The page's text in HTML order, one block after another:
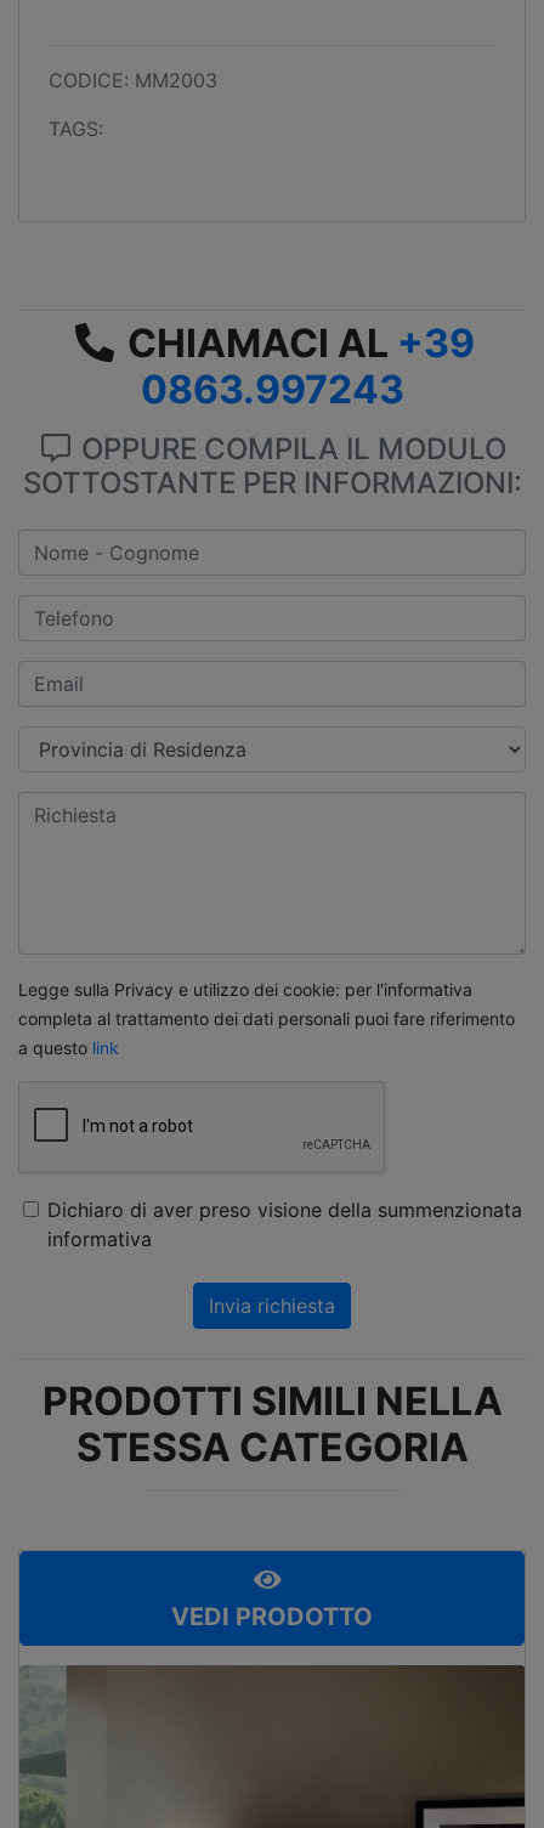
CODICE: MM2003
TAGS:
CHIAMACI AL +39
0863.997243
OPPURE COMPILA IL MODULO
SOTTOSTANTE PER INFORMAZIONI:
Legge sulla Privacy e utilizzo dei cookie: per l'informativa
completa al trattamento dei dati personali puoi fare riferimento
a questo link
Dichiaro di aver preso visione della summenzionata
informativa
Invia richiesta
PRODOTTI SIMILI NELLA
STESSA CATEGORIA
VEDI PRODOTTO